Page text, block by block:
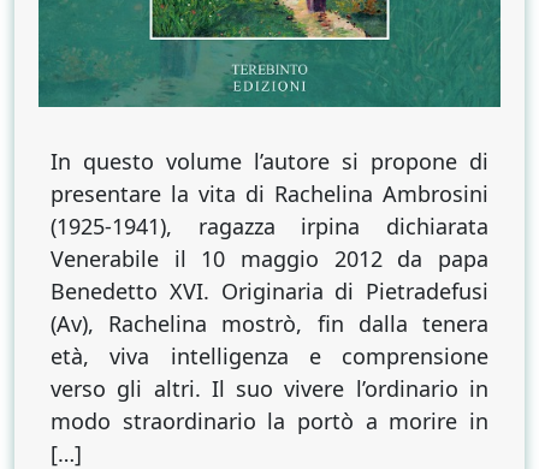
In questo volume l’autore si propone di
presentare la vita di Rachelina Ambrosini
(1925-1941), ragazza irpina dichiarata
Venerabile il 10 maggio 2012 da papa
Benedetto XVI. Originaria di Pietradefusi
(Av), Rachelina mostrò, fin dalla tenera
età, viva intelligenza e comprensione
verso gli altri. Il suo vivere l’ordinario in
modo straordinario la portò a morire in
[…]